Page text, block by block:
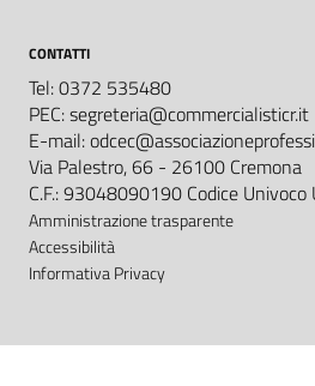
CONTATTI
Tel: 0372 535480
PEC: segreteria@commercialisticr.it
E-mail:
Via Palestro, 66 - 26100 Cremona
C.F.: 93048090190 Codice Univoco
Amministrazione trasparente
Accessibilità
Informativa Privacy